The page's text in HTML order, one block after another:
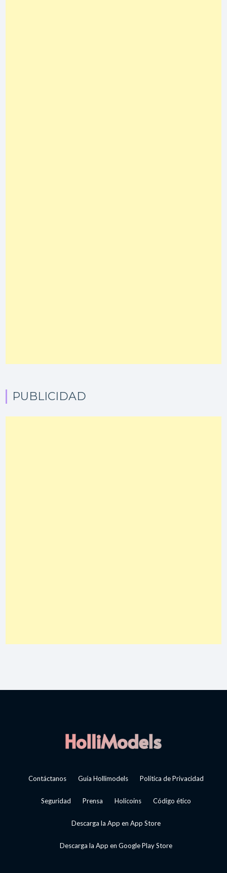
PUBLICIDAD
Contáctanos Guía Hollimodels Política de Privacidad
Seguridad Prensa Holicoins Código ético
Descarga la App en App Store
Descarga la App en Google Play Store